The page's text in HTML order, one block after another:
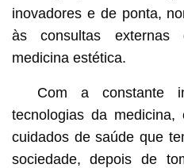
inovadores e de ponta,
às consultas
medicina estética.
Com a constante
tecnologias da
cuidados de saúde que
sociedade, depois de